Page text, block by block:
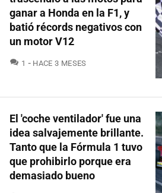
ganar a Honda en la F1, y
batió récords negativos con
un motor V12
1 COMENTARIOS
HACE 3 MESES
El 'coche ventilador' fue una
idea salvajemente brillante.
Tanto que la Fórmula 1 tuvo
que prohibirlo porque era
demasiado bueno